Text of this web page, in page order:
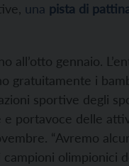
una pista di
all’otto gennaio.
gratuitamente i
sportive degli
portavoce delle
“Avremo
olimpionici